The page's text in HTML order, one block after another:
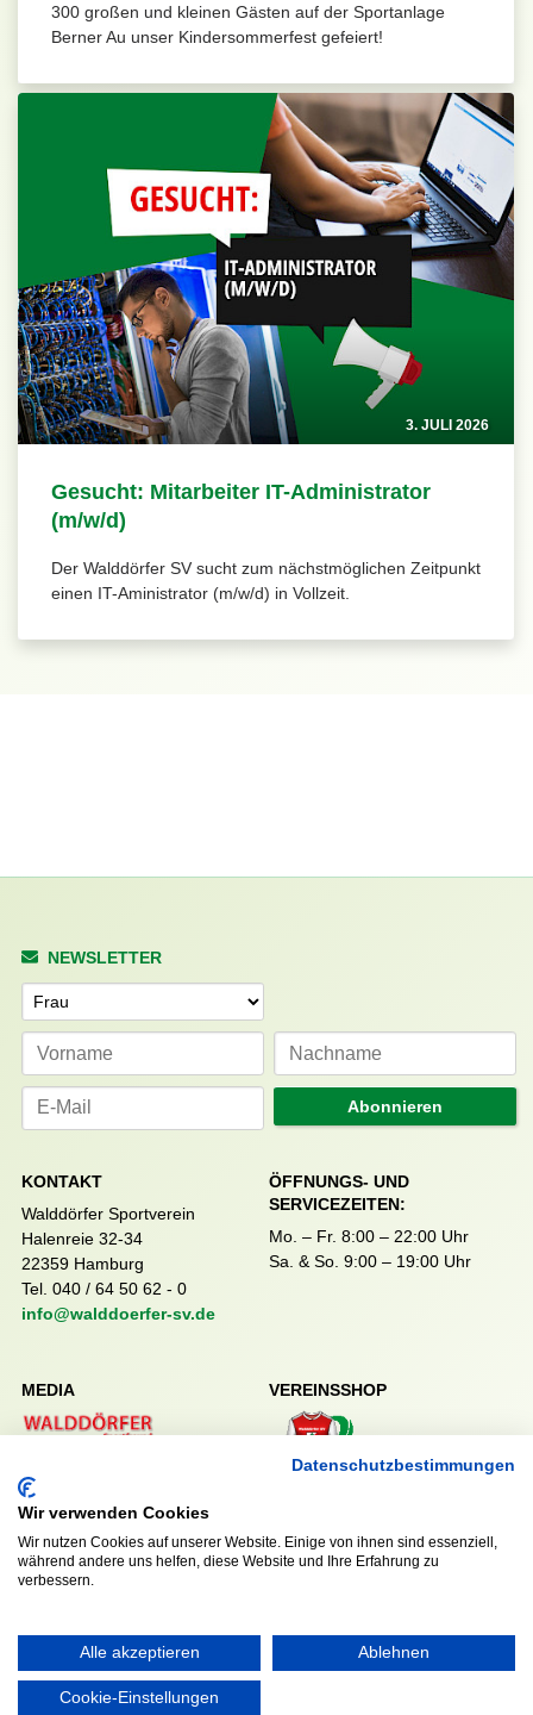
300 großen und kleinen Gästen auf der Sportanlage
Berner Au unser Kindersommerfest gefeiert!
3. JULI 2026
Gesucht: Mitarbeiter IT-Administrator
(m/w/d)
Der Walddörfer SV sucht zum nächstmöglichen Zeitpunkt
einen IT-Aministrator (m/w/d) in Vollzeit.
NEWSLETTER
Anrede
Abonnieren
KONTAKT
Walddörfer Sportverein
Halenreie 32-34
22359 Hamburg
Tel. 040 / 64 50 62 - 0
info@walddoerfer-sv.de
ÖFFNUNGS- UND
SERVICEZEITEN:
Mo. – Fr. 8:00 – 22:00 Uhr
Sa. & So. 9:00 – 19:00 Uhr
MEDIA VEREINSSHOP
RECHTLICHES
Datenschutzbestimmungen
Wir verwenden Cookies
Wir nutzen Cookies auf unserer Website. Einige von ihnen sind essenziell,
während andere uns helfen, diese Website und Ihre Erfahrung zu
verbessern.
Alle akzeptieren Ablehnen
Cookie-Einstellungen